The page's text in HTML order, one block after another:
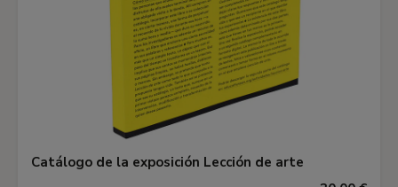
Catálogo de la exposición Lección de arte